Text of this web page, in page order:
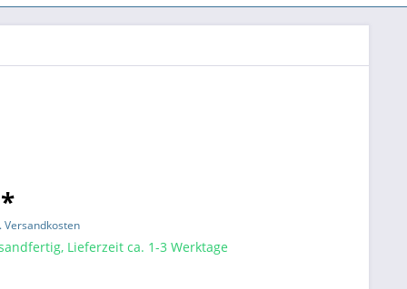
Versandkosten
Lieferzeit ca. 1-3 Werktage